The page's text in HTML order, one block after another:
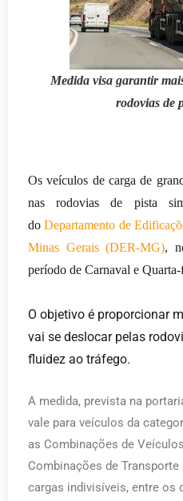
Medida visa garantir
rodovias de
Os veículos de carga de
nas rodovias de pista
doDepartamento de
Minas Gerais (DER-MG),
período de Carnaval e
O objetivo é proporcionar
vai se deslocar pelas
fluidez ao tráfego.
A medida, prevista na
vale para veículos da
as Combinações de
Combinações de
cargas indivisíveis, entre os